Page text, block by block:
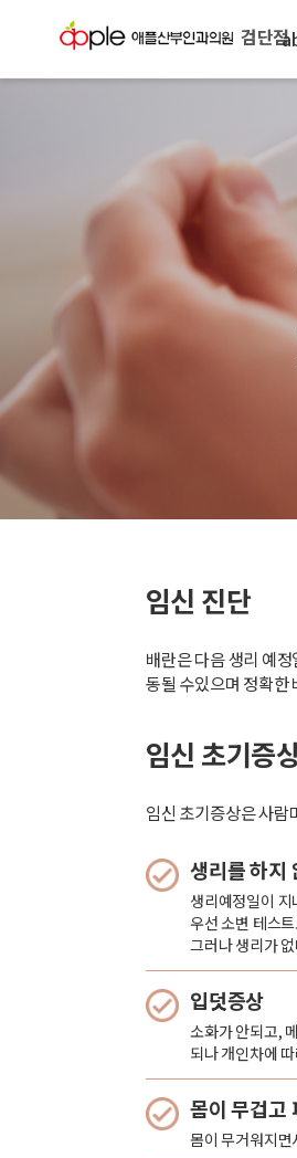
검단점
임신 진단
배란은 다음 생리 예
동될 수있으며 정확한
임신 초기증
임신 초기증상은 사람
생리를 하지
생리예정일이
우선 소변 테스
그러나 생리가
입덧증상
소화가 안되고,
되나 개인차에
몸이 무겁고
몸이 무거워지면